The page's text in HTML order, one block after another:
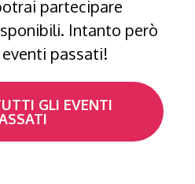
partecipare
Intanto però
passati!
GLI EVENTI